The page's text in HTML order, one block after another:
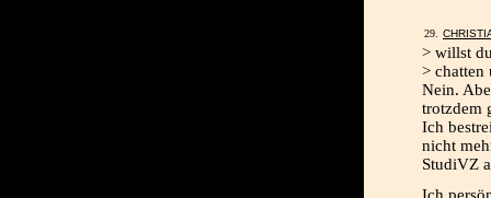
> willst
> chatten
Nein.
trotzdem
Ich
nicht
StudiVZ